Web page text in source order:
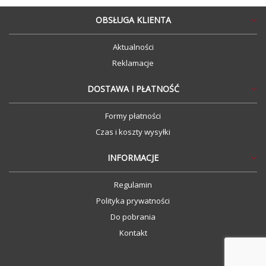
są zaliczane do zabawek.
PRODUCENT / PODMIOT ODPOWIEDZIALNY:
62019 Recanati (MC), Italy
assistenza@clementoni.it
OBSŁUGA KLIENTA
Aktualności
Reklamacje
DOSTAWA I PŁATNOŚĆ
Formy płatności
Czas i koszty wysyłki
INFORMACJE
Regulamin
Polityka prywatności
Do pobrania
Kontakt